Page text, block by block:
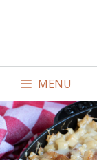
MENU